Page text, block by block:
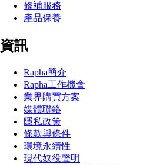
修補服務
產品保養
資訊
Rapha簡介
Rapha工作機會
業界購買方案
媒體聯絡
隱私政策
條款與條件
環境永續性
現代奴役聲明